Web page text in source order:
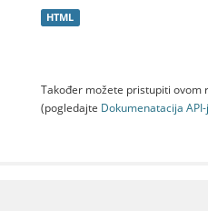
HTML
Također možete pristupiti ovom
(pogledajte Dokumenаtаcijа API-